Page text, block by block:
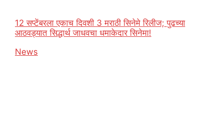
12 सप्टेंबरला एकाच दिवशी 3 मराठी सिनेमे रिलीज; पुढच्या
आठवड्यात सिद्धार्थ जाधवचा धमाकेदार सिनेमा!
In relation to
News